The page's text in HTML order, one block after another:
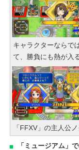
キャラクターならで
て、勝負にも熱が入
「FFXV」の主人公
「ミュージアム」